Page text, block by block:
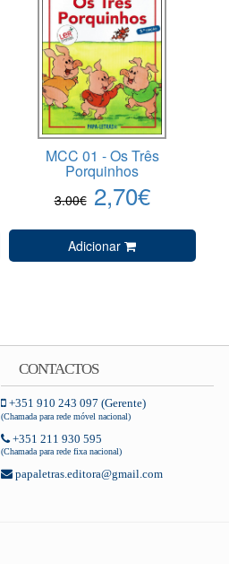
MCC 01 - Os Três
Porquinhos
3.00€ 2,70€
Adicionar
CONTACTOS
+351 910 243 097 (Gerente)
(Chamada para rede móvel nacional)
+351 211 930 595
(Chamada para rede fixa nacional)
papaletras.editora@gmail.com